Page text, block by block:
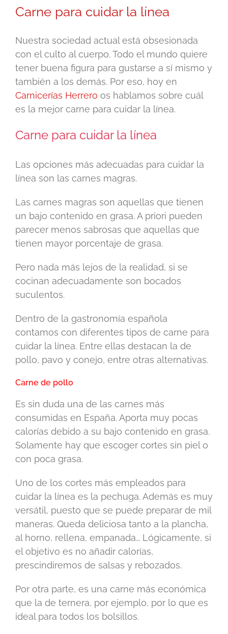
Carne para cuidar la línea
Nuestra sociedad actual está obsesionada
con el culto al cuerpo. Todo el mundo quiere
tener buena figura para gustarse a sí mismo y
también a los demás. Por eso, hoy en
Carnicerías Herrero os hablamos sobre cuál
es la mejor carne para cuidar la línea.
Carne para cuidar la línea
Las opciones más adecuadas para cuidar la
línea son las carnes magras.
Las carnes magras son aquellas que tienen
un bajo contenido en grasa. A priori pueden
parecer menos sabrosas que aquellas que
tienen mayor porcentaje de grasa.
Pero nada más lejos de la realidad, si se
cocinan adecuadamente son bocados
suculentos.
Dentro de la gastronomía española
contamos con diferentes tipos de carne para
cuidar la línea. Entre ellas destacan la de
pollo, pavo y conejo, entre otras alternativas.
Carne de pollo
Es sin duda una de las carnes más
consumidas en España. Aporta muy pocas
calorías debido a su bajo contenido en grasa.
Solamente hay que escoger cortes sin piel o
con poca grasa.
Uno de los cortes más empleados para
cuidar la línea es la pechuga. Además es muy
versátil, puesto que se puede preparar de mil
maneras. Queda deliciosa tanto a la plancha,
al horno, rellena, empanada… Lógicamente, si
el objetivo es no añadir calorías,
prescindiremos de salsas y rebozados.
Por otra parte, es una carne más económica
que la de ternera, por ejemplo, por lo que es
ideal para todos los bolsillos.